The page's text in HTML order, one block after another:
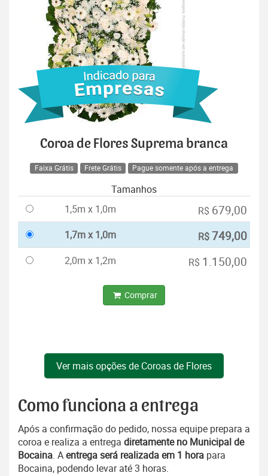
Coroa de Flores Suprema branca
Faixa Grátis Frete Grátis Pague somente após a entrega
Tamanhos
1,5m x 1,0m
R$ 679,00
1,7m x 1,0m R$749,00
2,0m x 1,2m R$ 1.150,00
Comprar
Ver mais opções de Coroas de Flores
Como funciona a entrega
Após a confirmação do pedido, nossa equipe prepara a
coroa e realiza a entrega diretamente no Municipal de
Bocaina. Aentrega será realizada em 1 hora para
Bocaina, podendo levar até 3 horas.